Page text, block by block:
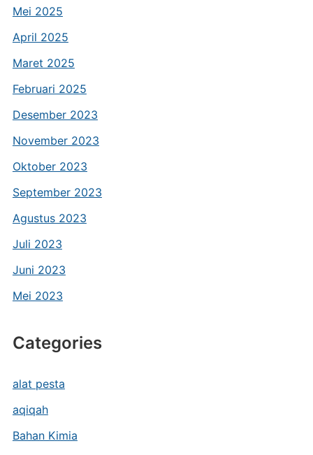
Mei 2025
April 2025
Maret 2025
Februari 2025
Desember 2023
November 2023
Oktober 2023
September 2023
Agustus 2023
Juli 2023
Juni 2023
Mei 2023
Categories
alat pesta
aqiqah
Bahan Kimia